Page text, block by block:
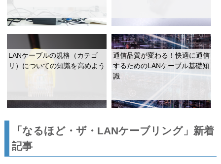
LANケーブルの規格（カテゴ
リ）についての知識を高めよう
通信品質が変わる！快適に通信
するためのLANケーブル基礎知
識
「なるほど・ザ・LANケーブリング」新着
記事